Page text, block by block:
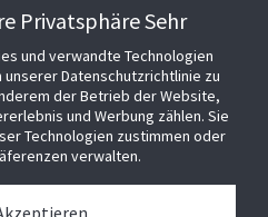
Privatsphäre Sehr
und verwandte Technologien
Datenschutzrichtlinie zu
der Betrieb der Website,
und Werbung zählen. Sie
Technologien zustimmen oder
verwalten.